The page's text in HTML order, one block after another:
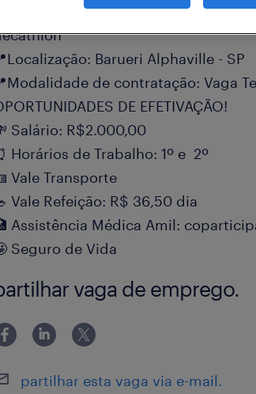
Temos uma oportunidade para o
Barueri Alphaville - SP
de contratação: Vaga
DE EFETIVAÇÃO!
Salário: R$2.000,00
Horários de Trabalho: 1º e 2º
Vale Transporte
Vale Refeição: R$ 36,50 dia
Assistência Médica Amil:
Seguro de Vida
vaga de emprego.
partilhar esta vaga via e-mail.